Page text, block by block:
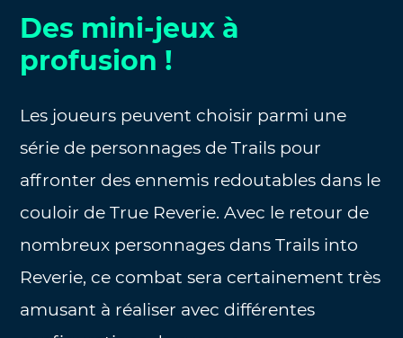
Des mini-jeux à
profusion !
Les joueurs peuvent choisir parmi une
série de personnages de Trails pour
affronter des ennemis redoutables dans le
couloir de True Reverie. Avec le retour de
nombreux personnages dans Trails into
Reverie, ce combat sera certainement très
amusant à réaliser avec différentes